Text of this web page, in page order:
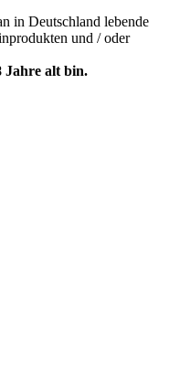
in Deutschland lebende
und / oder
Jahre alt bin.